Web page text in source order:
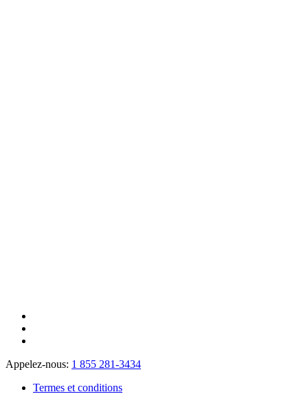
Appelez-nous: 1 855 281-3434
Termes et conditions